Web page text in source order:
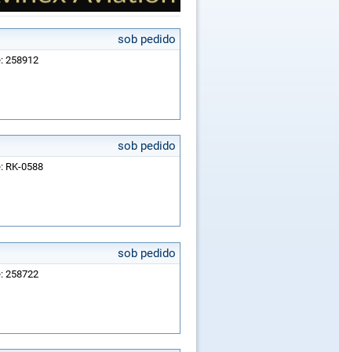
sob pedido
258912
sob pedido
RK-0588
sob pedido
258722